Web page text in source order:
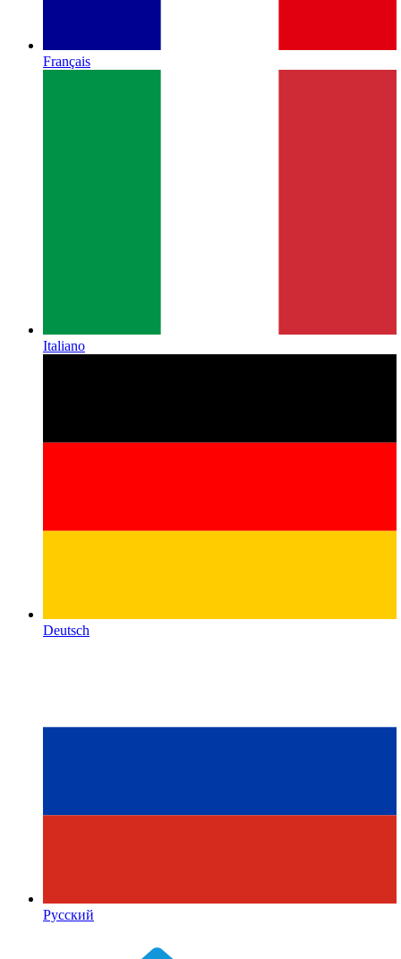
Français
Italiano
Deutsch
Русский